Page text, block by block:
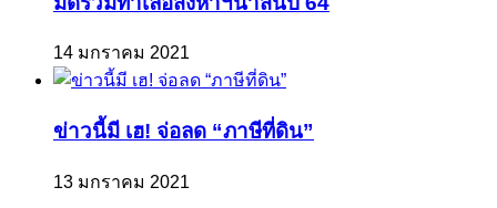
14 มกราคม 2021
ข่าวนี้มี เฮ! จ่อลด “ภาษีที่ดิน”
13 มกราคม 2021